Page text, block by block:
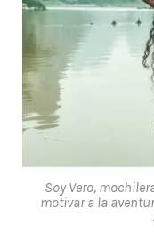
Soy Vero,
motivar a la